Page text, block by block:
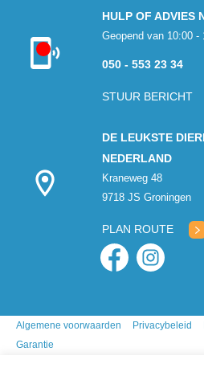
Kon niet
verbinden met
HULP OF ADVIES
Geopend van 10:00 -
050 - 553 23 34
STUUR BERICHT
DE LEUKSTE
NEDERLAND
Kraneweg 48
9718 JS Groningen
PLAN ROUTE
Algemene voorwaarden Privacybeleid
Garantie